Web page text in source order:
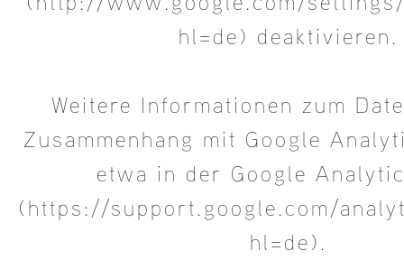
hl=de) deaktivieren.
Weitere Informationen zum
Zusammenhang mit Google
etwa in der Google
(https://support.google.com/
hl=de).